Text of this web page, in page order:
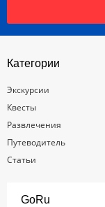
Категории
Экскурсии
Квесты
Развлечения
Путеводитель
Статьи
GoRu